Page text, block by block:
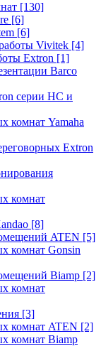
[130]
[6]
[6]
Vivitek [4]
Extron [1]
Barco
серии HC и
комнат Yamaha
Extron
комнат
[8]
ATEN [5]
комнат Gonsin
Biamp [2]
комнат
[3]
комнат ATEN [2]
комнат Biamp